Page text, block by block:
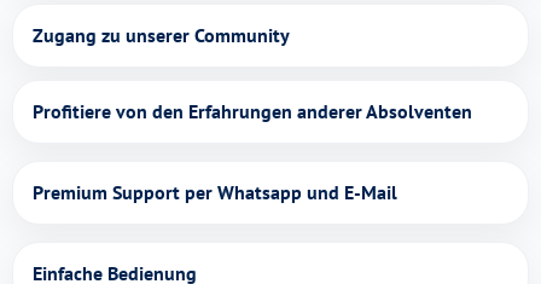
Zugang zu unserer Community
Profitiere von den Erfahrungen anderer Absolventen
Premium Support per Whatsapp und E-Mail
Einfache Bedienung